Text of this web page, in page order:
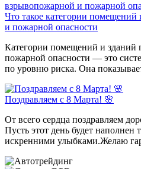
Что такое категории
и пожарной опасности
Категории помещений и зданий
пожарной опасности — это
по уровню риска. Она
Поздравляем с 8 Марта! 🌸
От всего сердца поздравляем
Пусть этот день будет
искренними улыбками.Желаю